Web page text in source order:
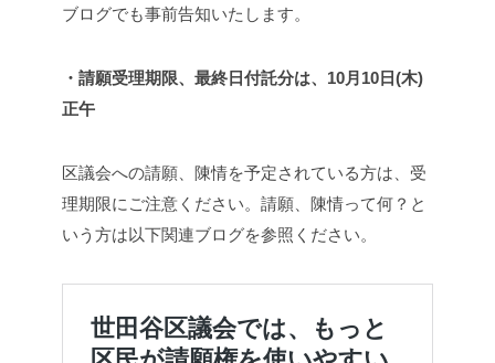
ブログでも事前告知いたします。
・請願受理期限、最終日付託分は、10月10日(木)
正午
区議会への請願、陳情を予定されている方は、受
理期限にご注意ください。請願、陳情って何？と
いう方は以下関連ブログを参照ください。